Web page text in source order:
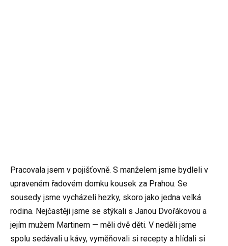
Pracovala jsem v pojišťovně. S manželem jsme bydleli v
upraveném řadovém domku kousek za Prahou. Se
sousedy jsme vycházeli hezky, skoro jako jedna velká
rodina. Nejčastěji jsme se stýkali s Janou Dvořákovou a
jejím mužem Martinem — měli dvě děti. V neděli jsme
spolu sedávali u kávy, vyměňovali si recepty a hlídali si